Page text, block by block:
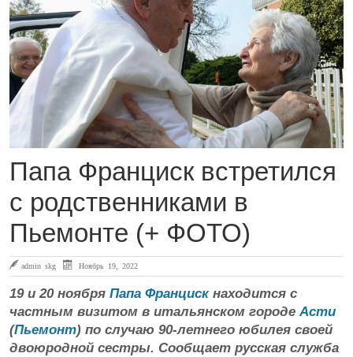
Папа Франциск встретился
с родственниками в
Пьемонте (+ ФОТО)
admin skg Ноябрь 19, 2022
19 и 20 ноября Папа Франциск находится с
частным визитом в итальянском городе Асти
(Пьемонт) по случаю 90-летнего юбилея своей
двоюродной сестры. Сообщает русская служба